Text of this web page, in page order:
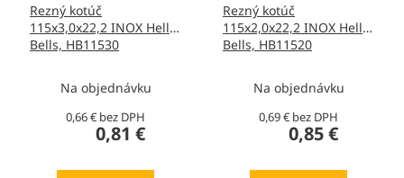
Rezný kotúč
115x3,0x22,2 INOX Hells
Bells, HB11530
Na objednávku
0,66 € bez DPH
0,81 €
Rezný kotúč
115x2,0x22,2 INOX Hells
Bells, HB11520
Na objednávku
0,69 € bez DPH
0,85 €